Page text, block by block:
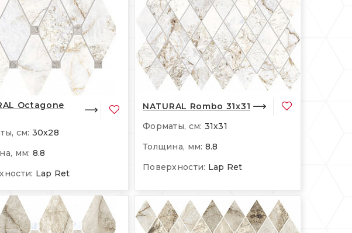
Octagone
см: 30x28
мм: 8.8
Lap Ret
NATURAL Rombo 31x31
Форматы, см: 31x31
Толщина, мм: 8.8
Поверхности: Lap Ret